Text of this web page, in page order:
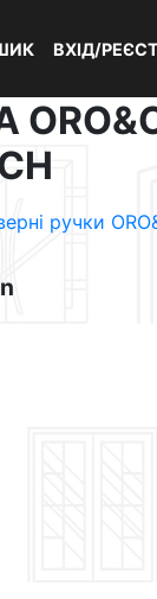
ВХІД/
ручки